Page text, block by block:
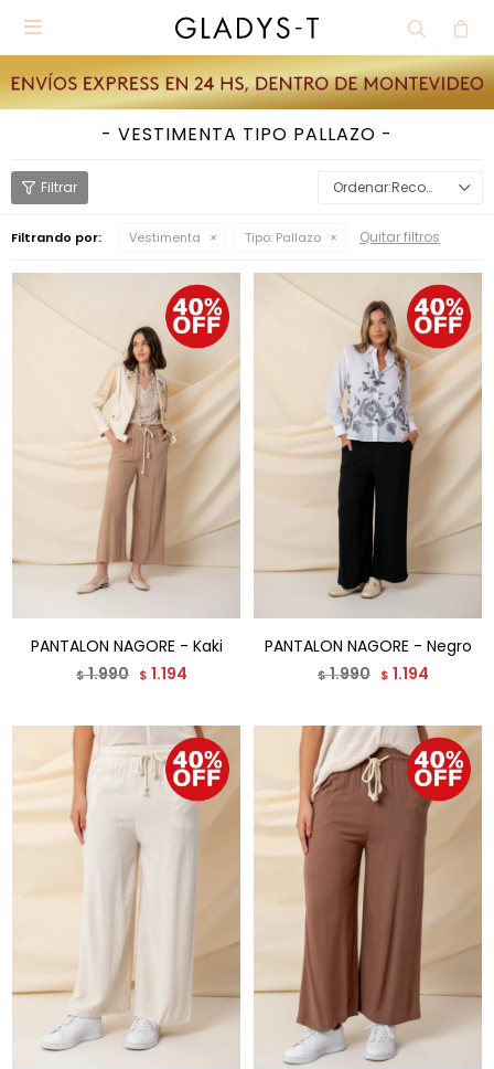

VESTIMENTA TIPO PALLAZO
Recomendados
Filtrando por: Vestimenta Tipo: Pallazo Quitar filtros
PANTALON NAGORE - Kaki
$1.990 $ 1.194
PANTALON NAGORE - Negro
$1.990 $ 1.194